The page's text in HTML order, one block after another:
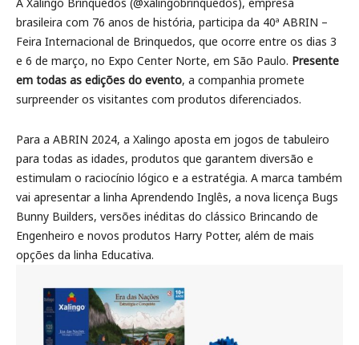
brasileira com 76 anos de história, participa da 40ª ABRIN –
Feira Internacional de Brinquedos, que ocorre entre os dias 3
e 6 de março, no Expo Center Norte, em São Paulo. Presente
em todas as edições do evento, a companhia promete
surpreender os visitantes com produtos diferenciados.
Para a ABRIN 2024, a Xalingo aposta em jogos de tabuleiro
para todas as idades, produtos que garantem diversão e
estimulam o raciocínio lógico e a estratégia. A marca também
vai apresentar a linha Aprendendo Inglês, a nova licença Bugs
Bunny Builders, versões inéditas do clássico Brincando de
Engenheiro e novos produtos Harry Potter, além de mais
opções da linha Educativa.